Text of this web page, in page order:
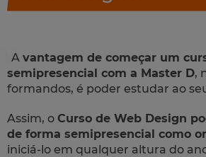
A vantagem de começar um
semipresencial com a Master D,
formandos, é poder estudar ao
Assim, o Curso de Web Design
de forma semipresencial como
iniciá-lo em qualquer altura do